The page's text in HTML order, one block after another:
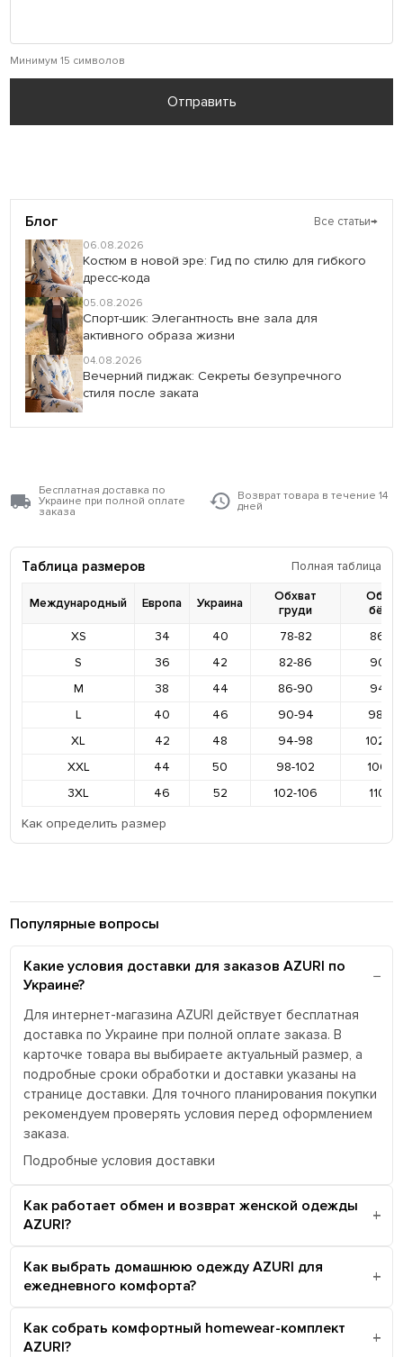
Минимум 15 символов
Отправить
Блог Все статьи→
06.08.2026
Костюм в новой эре: Гид по стилю для гибкого
дресс-кода
05.08.2026
Спорт-шик: Элегантность вне зала для
активного образа жизни
04.08.2026
Вечерний пиджак: Секреты безупречного
стиля после заката
Бесплатная доставка по
Украине при полной оплате
заказа
Возврат товара в течение 14
дней
Таблица размеров Полная таблица
Международный Европа Украина
Обхват
груди
XS
34 40 78-82
86-
S
36 42 82-86
90-
M
38 44 86-90
94-
L
40 46 90-94
98-
XL
42 48 94-98
102-
XXL
44 50 98-102
106-
3XL
46 52 102-106
110-
Как определить размер
Популярные вопросы
Какие условия доставки для заказов AZURI по
Украине?
Для интернет-магазина AZURI действует бесплатная
доставка по Украине при полной оплате заказа. В
карточке товара вы выбираете актуальный размер, а
подробные сроки обработки и доставки указаны на
странице доставки. Для точного планирования покупки
рекомендуем проверять условия перед оформлением
заказа.
Подробные условия доставки
Как работает обмен и возврат женской одежды
AZURI?
Как выбрать домашнюю одежду AZURI для
ежедневного комфорта?
Как собрать комфортный homewear-комплект
AZURI?